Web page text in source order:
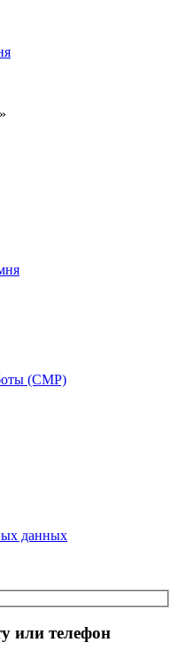
»
(СМР)
данных
или телефон